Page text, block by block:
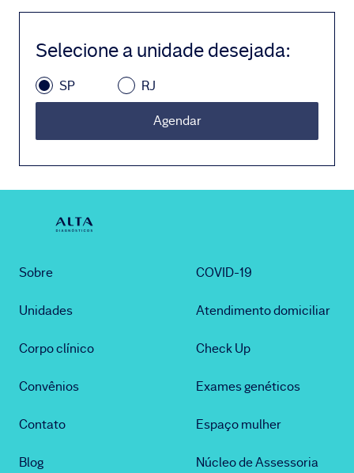
Selecione a unidade desejada:
SP RJ
Agendar
Sobre
Unidades
Corpo clínico
Convênios
Contato
Blog
COVID-19
Atendimento domiciliar
Check Up
Exames genéticos
Espaço mulher
Núcleo de Assessoria